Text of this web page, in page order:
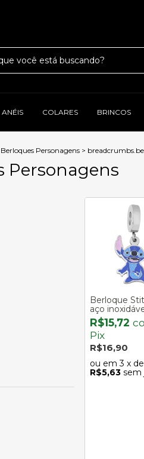
ANÉIS COLARES BRINCOS
Berloques Personagens >
Personagens
Berloque
aço
R$15,72
Pix
R$16,90
3 x de
R$5,63 sem